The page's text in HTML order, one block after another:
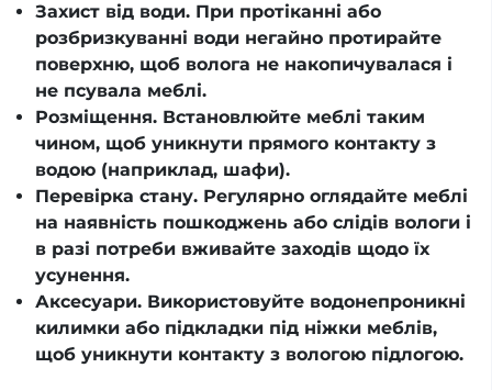
Захист від води. При протіканні або
розбризкуванні води негайно протирайте
поверхню, щоб волога не накопичувалася і
не псувала меблі.
Розміщення. Встановлюйте меблі таким
чином, щоб уникнути прямого контакту з
водою (наприклад, шафи).
Перевірка стану. Регулярно оглядайте меблі
на наявність пошкоджень або слідів вологи і
в разі потреби вживайте заходів щодо їх
усунення.
Аксесуари. Використовуйте водонепроникні
килимки або підкладки під ніжки меблів,
щоб уникнути контакту з вологою підлогою.